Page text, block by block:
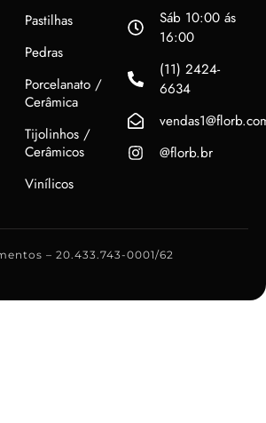
Pastilhas
Pedras
Porcelanato /
Cerâmica
Tijolinhos /
Cerâmicos
Vinílicos
Sáb 10:00 ás
16:00
(11) 2424-
6634
@florb.br
– 20.433.743-0001/62